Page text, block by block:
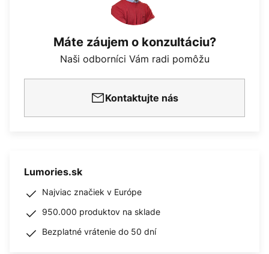
Máte záujem o konzultáciu?
Naši odborníci Vám radi pomôžu
Kontaktujte nás
Lumories.sk
Najviac značiek v Európe
950.000 produktov na sklade
Bezplatné vrátenie do 50 dní